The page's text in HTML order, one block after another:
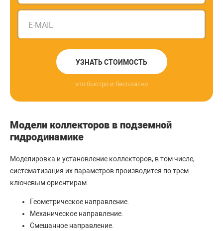
E-MAIL
УЗНАТЬ СТОИМОСТЬ
это быстро и бесплатно
Модели коллекторов в подземной
гидродинамике
Моделировка и установление коллекторов, в том числе,
систематизация их параметров производится по трем
ключевым ориентирам:
Геометрическое направление.
Механическое направление.
Смешанное направление.